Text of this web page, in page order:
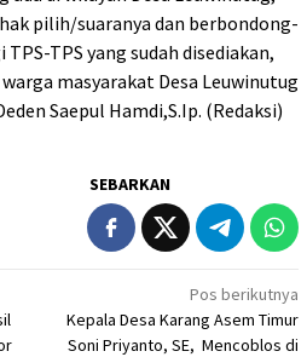
pilih/suaranya dan berbondong-
TPS yang sudah disediakan,
masyarakat Desa Leuwinutug
Saepul Hamdi,S.Ip. (Redaksi)
SEBARKAN
Pos berikutnya
Kepala Desa Karang Asem Timur
Soni Priyanto, SE, Mencoblos di